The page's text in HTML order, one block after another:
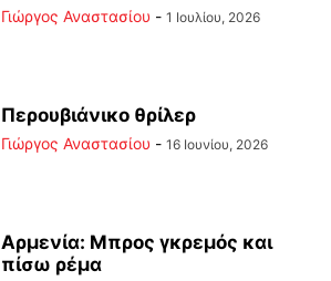
Γιώργος Αναστασίου - 1 Ιουλίου, 2026
Περουβιάνικο θρίλερ
Γιώργος Αναστασίου - 16 Ιουνίου, 2026
Αρμενία: Μπρος γκρεμός και
πίσω ρέμα